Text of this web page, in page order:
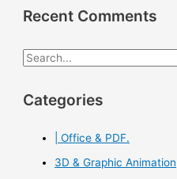
โปร
ไฟล์
โหลด
Updated
Recent Comments
S
a
Categories
| Office & PDF.
3D & Graphic Animation